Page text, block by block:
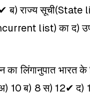
ब) राज्य सूची(State
list) का द)
का लिंगानुपात भारत
10 ब) 8 स) 12✔ द)